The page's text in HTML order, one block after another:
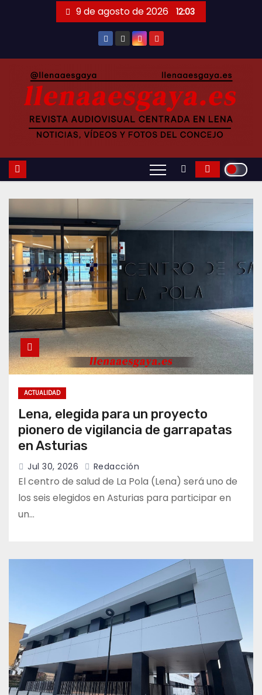
9 de agosto de 2026 12:03
ACTUALIDAD
Lena, elegida para un proyecto
pionero de vigilancia de garrapatas
en Asturias
Jul 30, 2026 Redacción
El centro de salud de La Pola (Lena) será uno de
los seis elegidos en Asturias para participar en
un…